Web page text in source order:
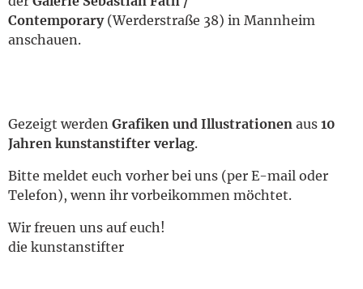
Contemporary(Werderstraße 38) in Mannheim
anschauen.
Gezeigt werden Grafiken und Illustrationen aus 10
Jahren kunstanstifter verlag.
Bitte meldet euch vorher bei uns (per E-mail oder
Telefon), wenn ihr vorbeikommen möchtet.
Wir freuen uns auf euch!
die kunstanstifter